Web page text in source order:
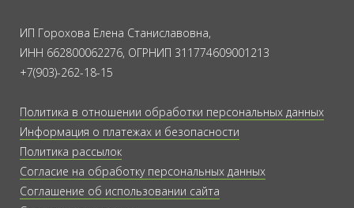
ИП Горохова Елена Станиславовна,
ИНН 662800062276, ОГРНИП 311774609001213
+7(903)-262-18-15
Политика в отношении обработки персональных данных
Информация о платежах и безопасности
Политика рассылок
Согласие на обработку персональных данных
Соглашение об использовании сайта